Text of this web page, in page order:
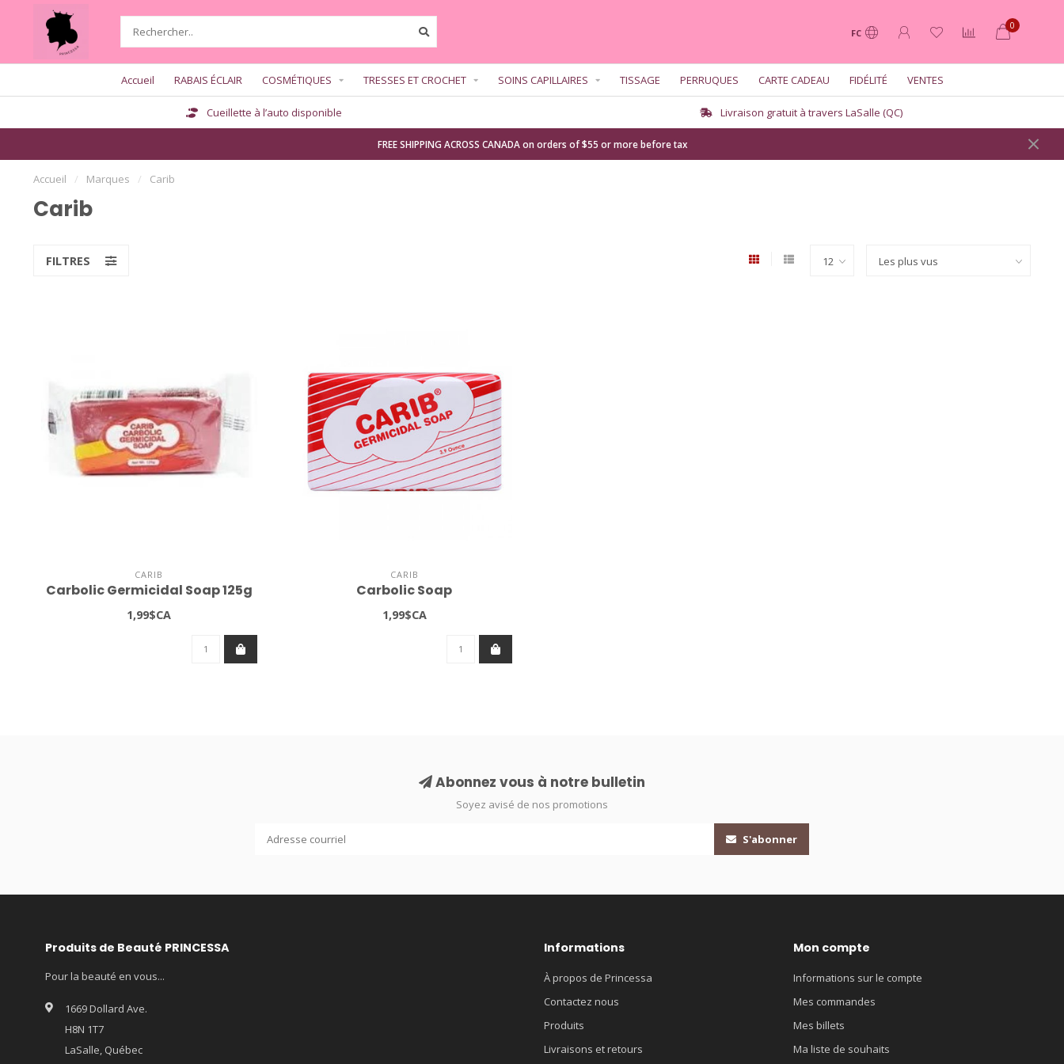
FC
0
Accueil RABAIS ÉCLAIR COSMÉTIQUES TRESSES ET CROCHET SOINS CAPILLAIRES TISSAGE PERRUQUES CARTE CADEAU FIDÉLITÉ VENTES
Cueillette à l’auto disponible Livraison gratuit à travers LaSalle (QC)
FREE SHIPPING ACROSS CANADA on orders of $55 or more before tax
Accueil / Marques / Carib
Carib
FILTRES
CARIB
Carbolic Germicidal Soap 125g
1,99$CA
CARIB
Carbolic Soap
1,99$CA
Abonnez vous à notre bulletin
Soyez avisé de nos promotions
S'abonner
Produits de Beauté PRINCESSA
Pour la beauté en vous...
1669 Dollard Ave.
H8N 1T7
LaSalle, Québec
Informations
À propos de Princessa
Contactez nous
Produits
Livraisons et retours
Mon compte
Informations sur le compte
Mes commandes
Mes billets
Ma liste de souhaits